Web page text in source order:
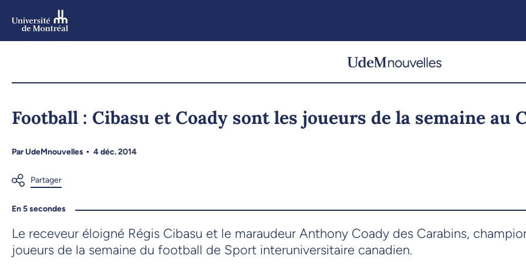
Football : Cibasu et Coady sont les joueurs de la semaine au
ParUdeMnouvelles 4 déc. 2014
En 5 secondes
Le receveur éloigné Régis Cibasu et le maraudeur Anthony Coady des Carabins,
joueurs de la semaine du football de Sport interuniversitaire canadien.